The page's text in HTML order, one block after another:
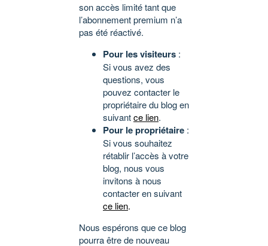
son accès limité tant que
l’abonnement premium n’a
pas été réactivé.
Pour les visiteurs :
Si vous avez des
questions, vous
pouvez contacter le
propriétaire du blog en
suivantce lien.
Pour le propriétaire :
Si vous souhaitez
rétablir l’accès à votre
blog, nous vous
invitons à nous
contacter en suivant
ce lien.
Nous espérons que ce blog
pourra être de nouveau